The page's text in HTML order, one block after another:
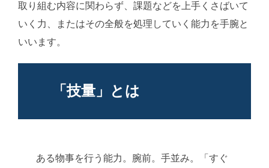
取り組む内容に関わらず、課題などを上手くさばいて
いく力、またはその全般を処理していく能力を手腕と
いいます。
「技量」とは
ある物事を行う能力。腕前。手並み。「すぐ